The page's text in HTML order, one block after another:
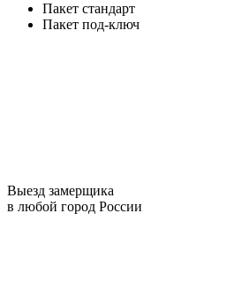
Пакет стандарт
Пакет под-ключ
Выезд замерщика
в любой город России